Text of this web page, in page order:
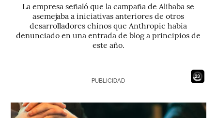
La empresa señaló que la campaña de Alibaba se
asemejaba a iniciativas anteriores de otros
desarrolladores chinos que Anthropic había
denunciado en una entrada de blog a principios de
este año.
21
PUBLICIDAD